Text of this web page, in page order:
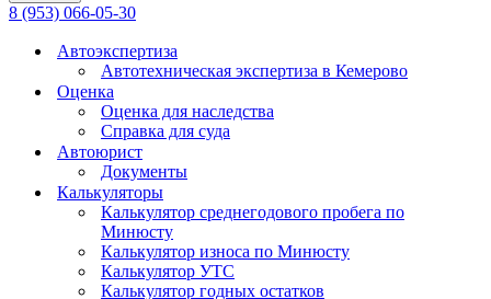
8 (953) 066-05-30
Автоэкспертиза
Автотехническая экспертиза в Кемерово
Оценка
Оценка для наследства
Справка для суда
Автоюрист
Документы
Калькуляторы
Калькулятор среднегодового пробега по
Минюсту
Калькулятор износа по Минюсту
Калькулятор УТС
Калькулятор годных остатков